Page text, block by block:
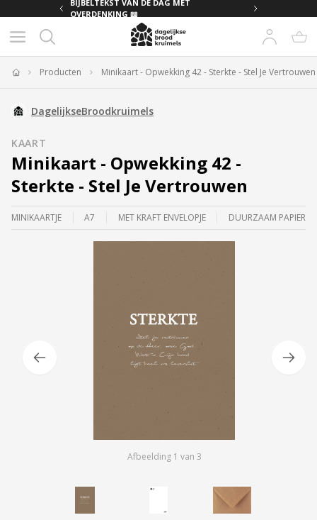
BIJBELTEKST VAN DE DAG MET
OVERDENKING 📖
Producten Minikaart - Opwekking 42 - Sterkte - Stel Je Vertrouwen
DagelijkseBroodkruimels
KAART
Minikaart - Opwekking 42 -
Sterkte - Stel Je Vertrouwen
MINIKAARTJE A7 MET KRAFT ENVELOPJE DUURZAAM PAPIER
Afbeelding 1 van 3